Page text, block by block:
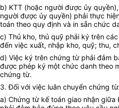
b) KTT (hoặc người được ủy
người được ủy quyền) phải thực
toán theo quy định và in sẵn chức
c) Thủ kho, thủ quỹ phải ký trên
đến việc xuất, nhập kho, quỹ; thu,
d) Việc ký trên chứng từ phải đảm
được phép ký một chức danh theo
chứng từ.
3. Đối với việc luân chuyển chứng
a) Chứng từ kế toán giao nhận giữa